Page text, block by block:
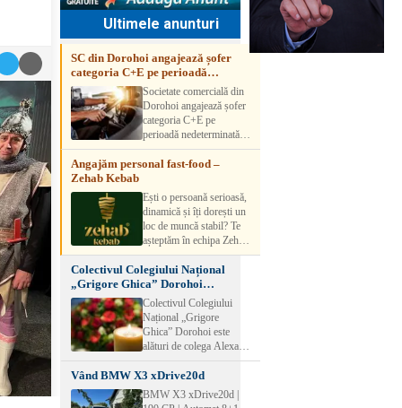
Ultimele anunturi
SC din Dorohoi angajează șofer
categoria C+E pe perioadă
nedeterminatăSocietate comercială din
Dorohoi angajează șofer
categoria C+E pe
perioadă nedeterminată.
Candidatul trebuie să
aibă experiență și atestat
detalii, vă rog să sunați la
numărul de telefon.
Angajăm personal fast-food –
Zehab Kebab
Ești o persoană serioasă,
dinamică și îți dorești un
loc de muncă stabil? Te
așteptăm în echipa Zehab
Kebab! Posturi
disponibile: -
SHAORMAR AJUTOR
BUCATAR 2/posturi -
LUCRATOR
COMERCIAL
VANZATOR /2 posturi
muncă Program flexibil
Salariu motivant, în
funcție de experienț
Colectivul Colegiului Național
„Grigore Ghica” Dorohoi
transmite sincere condoleanțe
Colectivul Colegiului
Național „Grigore
Ghica” Dorohoi este
alături de colega Alexa
Lăcrămioara la trecerea în
neființă a soțului și
transmite sincere
condoleanțe familiei.
Vând BMW X3 xDrive20d
BMW X3 xDrive20d |